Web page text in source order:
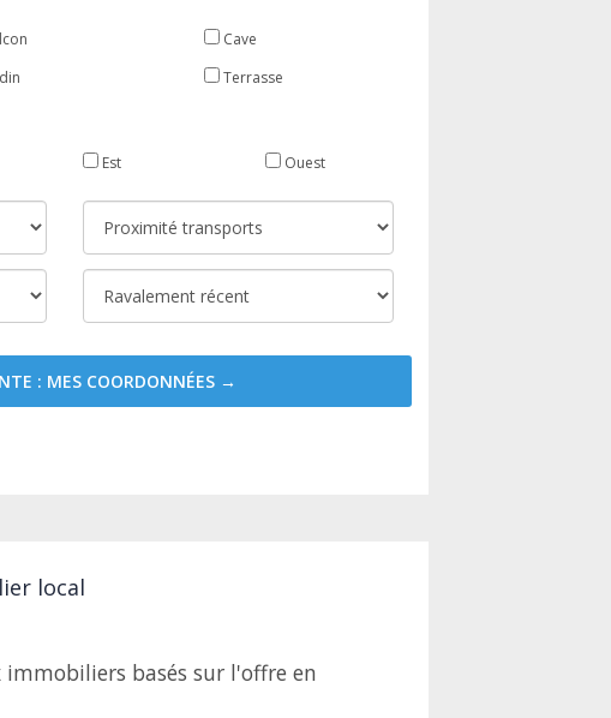
Cave
Terrasse
Est Ouest
: MES COORDONNÉES →
local
basés sur l'offre en